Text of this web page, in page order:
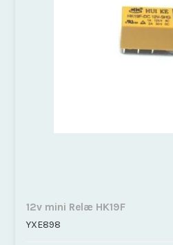
12v mini Relæ HK19F
YXE898